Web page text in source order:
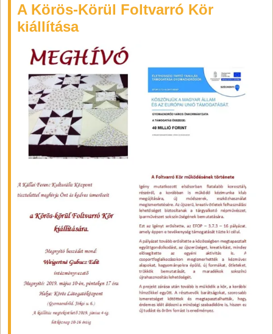
A Körös-Körül Foltvarró Kör
kiállítása